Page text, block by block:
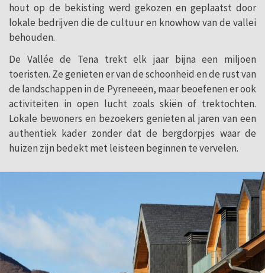
hout op de bekisting werd gekozen en geplaatst door
lokale bedrijven die de cultuur en knowhow van de vallei
behouden.
De Vallée de Tena trekt elk jaar bijna een miljoen
toeristen. Ze genieten er van de schoonheid en de rust van
de landschappen in de Pyreneeën, maar beoefenen er ook
activiteiten in open lucht zoals skiën of trektochten.
Lokale bewoners en bezoekers genieten al jaren van een
authentiek kader zonder dat de bergdorpjes waar de
huizen zijn bedekt met leisteen beginnen te vervelen.